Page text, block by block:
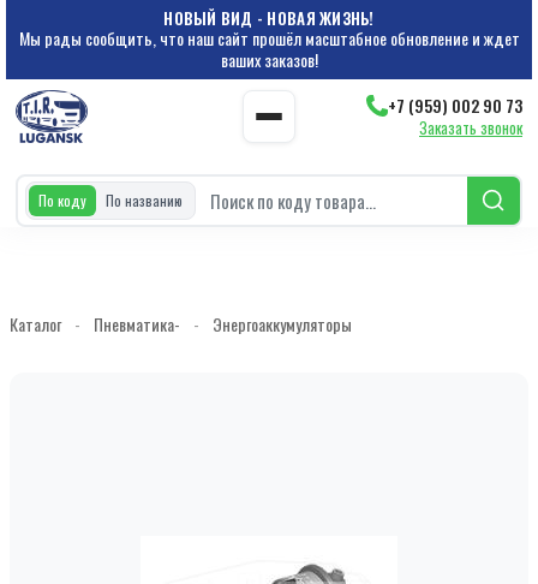
НОВЫЙ ВИД - НОВАЯ ЖИЗНЬ!
Мы рады сообщить, что наш сайт прошёл масштабное обновление и ждет
ваших заказов!
+7 (959) 002 90 73
Заказать звонок
По коду По названию
Каталог - Пневматика- - Энергоаккумуляторы